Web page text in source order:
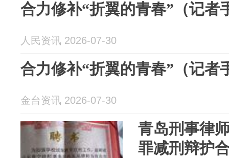
合力修补“折翼的青春”（记者
人民资讯 2026-07-30
合力修补“折翼的青春”（记者
金台资讯 2026-07-30
青岛刑事律
罪减刑辩护